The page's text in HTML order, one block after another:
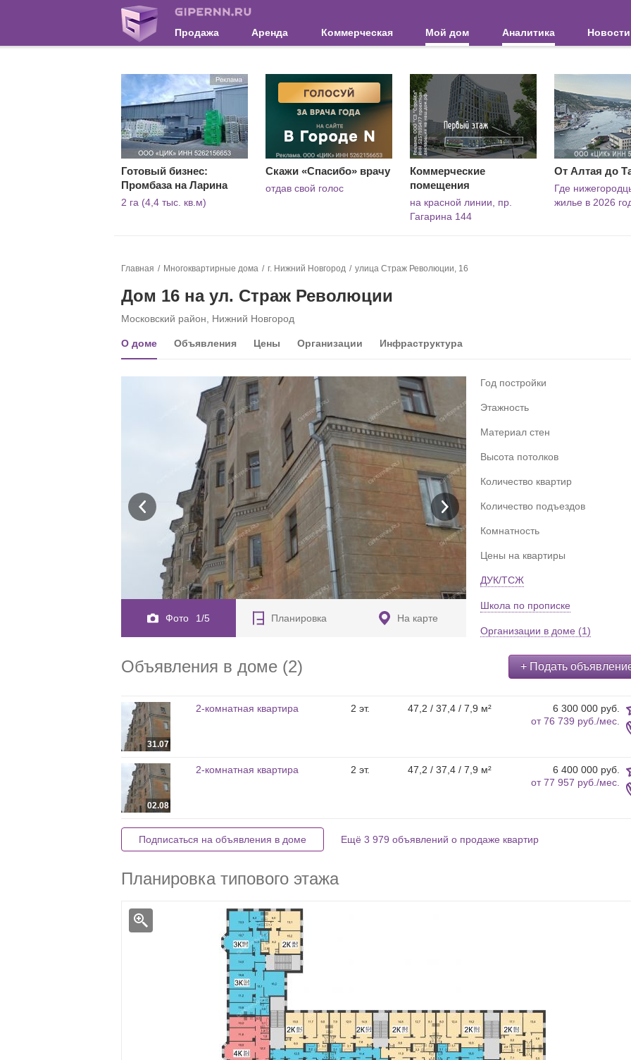
Продажа Аренда Коммерческая Мой дом Аналитика Новости
Готовый бизнес:
Промбаза на Ларина
2 га (4,4 тыс. кв.м)
Скажи «Спасибо» врачу
отдав свой голос
Коммерческие
помещения
на красной линии, пр.
Гагарина 144
От Алтая до
Где
жилье в 2026
Главная Многоквартирные дома г. Нижний Новгород улица Страж Революции, 16
Дом 16 на ул. Страж Революции
Московский район, Нижний Новгород
О доме Объявления Цены Организации Инфраструктура
Фото 1/5 Планировка На карте
Год постройки
Этажность
Материал стен
Высота потолков
Количество квартир
Количество подъездов
Комнатность
Цены на квартиры
ДУК/ТСЖ
Школа по прописке
Организации в доме (1)
Объявления в доме (2) + Подать
31.07
2-комнатная квартира 2 эт. 47,2 / 37,4 / 7,9 м²
6 300 000 руб.
от76 739 руб./мес.
02.08
2-комнатная квартира 2 эт. 47,2 / 37,4 / 7,9 м²
6 400 000 руб.
от77 957 руб./мес.
Подписаться на объявления в доме Ещё 3 979 объявлений о продаже квартир
Планировка типового этажа